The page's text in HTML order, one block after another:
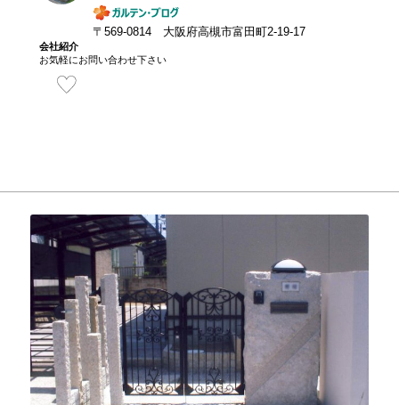
〒569-0814 大阪府高槻市富田町2-19-17
会社紹介
お気軽にお問い合わせ下さい